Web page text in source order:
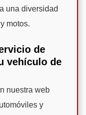
una diversidad
motos.
de
vehículo de
nuestra web
y